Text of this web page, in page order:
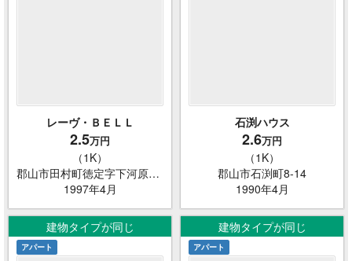
レーヴ・ＢＥＬＬ
2.5万円
（1K）
郡山市田村町徳定字下河原191
1997年4月
石渕ハウス
2.6万円
（1K）
郡山市石渕町8-14
1990年4月
建物タイプが同じ
アパート
建物タイプが同じ
アパート